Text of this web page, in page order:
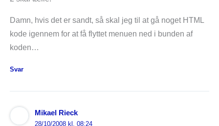
Damn, hvis det er sandt, så skal jeg til at gå noget HTML
kode igennem for at få flyttet menuen ned i bunden af
koden…
Svar
Mikael Rieck
28/10/2008 kl. 08:24